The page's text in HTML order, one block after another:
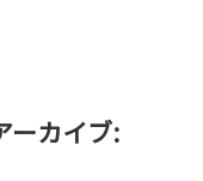
ーカイブ: